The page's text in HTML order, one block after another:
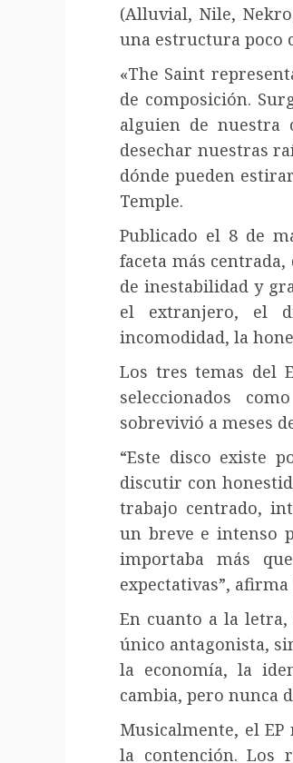
(Alluvial, Nile,
una estructura poco
«The Saint
de composición.
alguien de nuestra
desechar nuestras
dónde pueden
Temple.
Publicado el 8 de
faceta más
de inestabilidad y
el extranjero, el
incomodidad, la
Los tres temas del
seleccionados
sobrevivió a meses
“Este disco existe
discutir con
trabajo centrado,
un breve e intenso
importaba más
expectativas”, afirma
En cuanto a la
único antagonista,
la economía, la
cambia, pero nunca
Musicalmente, el
la contención. Los